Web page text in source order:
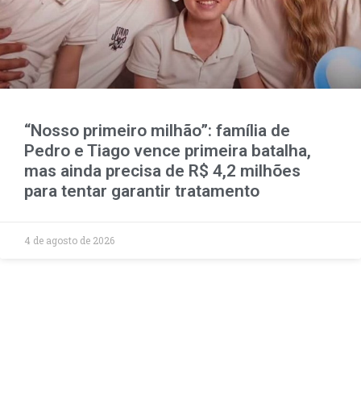
“Nosso primeiro milhão”: família de
Pedro e Tiago vence primeira batalha,
mas ainda precisa de R$ 4,2 milhões
para tentar garantir tratamento
4 de agosto de 2026